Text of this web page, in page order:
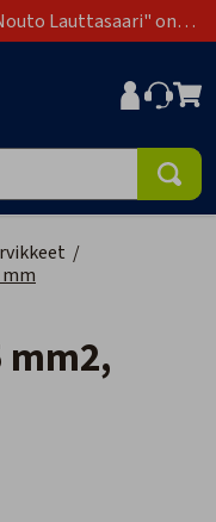
Lauttasaari" on
/